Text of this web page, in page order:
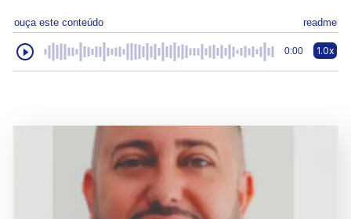
ouça este conteúdo readme
0:00 1.0x